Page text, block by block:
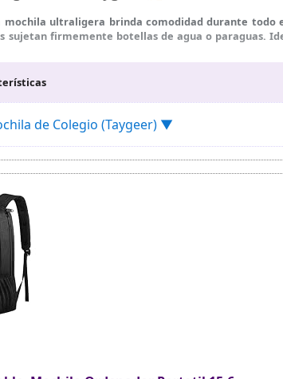
mochila ultraligera brinda comodidad durante
firmemente botellas de agua o paraguas.
la presión. mochila escolar asa superior
liso, resistente a desgarros y con protección
libros y objetos para escapadas de fin de semana,
específicos para libros, , mochila
y encontrar cada objeto rápidamente
para adolescentes incorpora un panel trasero
durante todo el día. mochilas escolares Las tiras
diarios
grande prácticos organizadores internos para
a ahorrar tiempo, mochila escolar adolescente
es una opción práctica y funcional para regalar a
cómodo y organización con múltiples bolsillos la
regalo pensado para chicos y chicas que
de Colegio (Taygeer) ▼